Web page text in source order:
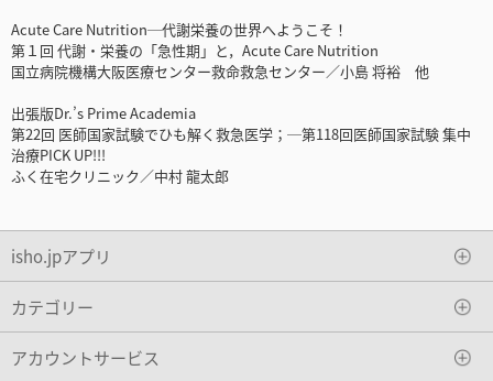
Acute Care Nutrition─代謝栄養の世界へようこそ！
第１回 代謝・栄養の「急性期」と，Acute Care Nutrition
国立病院機構大阪医療センター救命救急センター／小島 将裕 他
出張版Dr.’s Prime Academia
第22回 医師国家試験でひも解く救急医学；─第118回医師国家試験 集中
治療PICK UP!!!
ふく在宅クリニック／中村 龍太郎
isho.jpアプリ
カテゴリー
アカウントサービス